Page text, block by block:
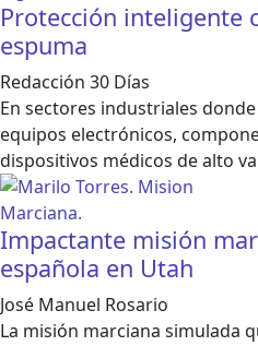
Protección inteligente
espuma
Redacción 30 Días
En sectores industriales
equipos electrónicos,
dispositivos médicos de alto
Impactante misión
española en Utah
José Manuel Rosario
La misión marciana simulada